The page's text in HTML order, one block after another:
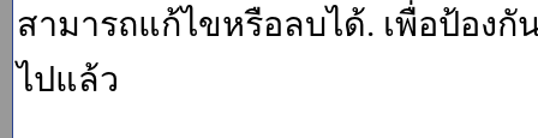
สามารถแก้ไขหรือลบได้. เพื่อป้อง
ไปแล้ว